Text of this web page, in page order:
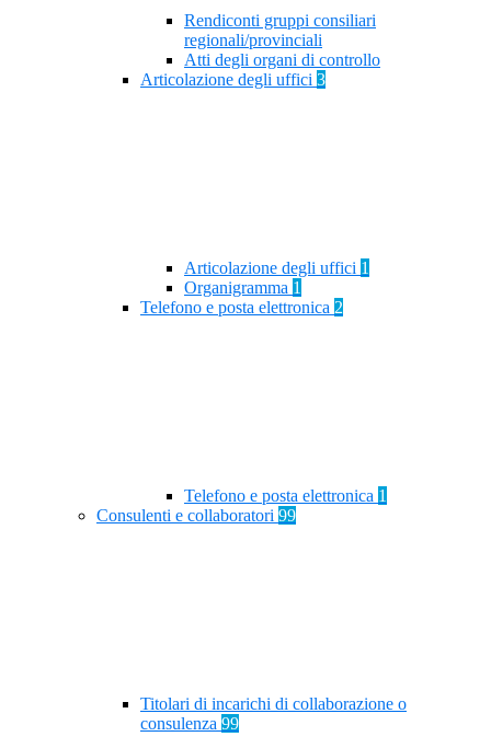
Rendiconti gruppi consiliari
regionali/provinciali
Atti degli organi di controllo
Articolazione degli uffici 3
Articolazione degli uffici 1
Organigramma 1
Telefono e posta elettronica 2
Telefono e posta elettronica 1
Consulenti e collaboratori 99
Titolari di incarichi di collaborazione o
consulenza 99